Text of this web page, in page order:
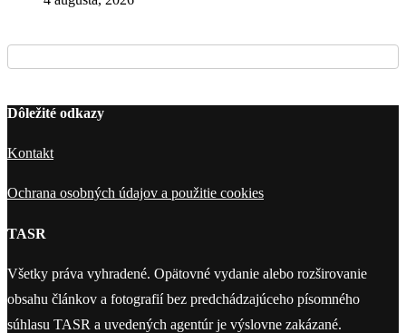
Dôležité odkazy
Kontakt
Ochrana osobných údajov a použitie cookies
TASR
Všetky práva vyhradené. Opätovné vydanie alebo rozširovanie
obsahu článkov a fotografií bez predchádzajúceho písomného
súhlasu TASR a uvedených agentúr je výslovne zakázané.